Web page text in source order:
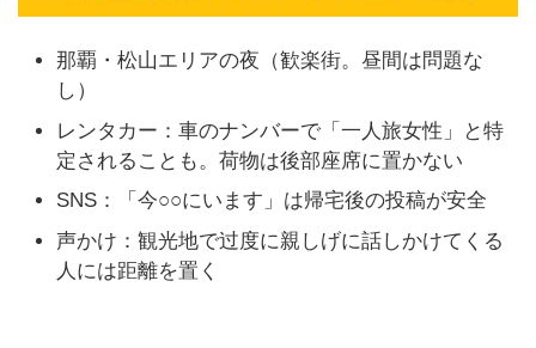
那覇・松山エリアの夜（歓楽街。昼間は問題な
し）
レンタカー：車のナンバーで「一人旅女性」と特
定されることも。荷物は後部座席に置かない
SNS：「今○○にいます」は帰宅後の投稿が安全
声かけ：観光地で过度に親しげに話しかけてくる
人には距離を置く